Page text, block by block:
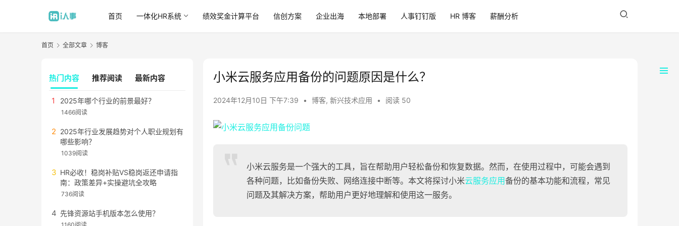
首页 一体化HR系统 绩效奖金计算平台 信创方案 企业出海 本地部署 人事钉钉版 HR 博客 薪酬分析
首页 全部文章 博客
小米云服务应用备份的问题原因是什么？
2024年12月10日 下午7:39 • 博客, 新兴技术应用 • 阅读 50
小米云服务是一个强大的工具，旨在帮助用户轻松备份和恢复数据。然而，在使用过程中，可能会遇到
各种问题，比如备份失败、网络连接中断等。本文将探讨小米云服务应用备份的基本功能和流程，常见
问题及其解决方案，帮助用户更好地理解和使用这一服务。
热门内容 推荐阅读 最新内容
2025年哪个行业的前景最好？
1466阅读
2025年行业发展趋势对个人职业规划有
哪些影响？
1039阅读
HR必收！稳岗补贴VS稳岗返还申请指
南：政策差异+实操避坑全攻略
736阅读
先锋资源站手机版本怎么使用？